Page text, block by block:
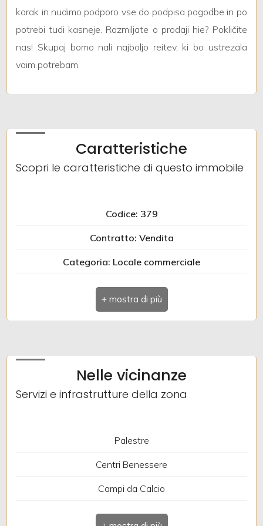
korak in nudimo podporo vse do podpisa pogodbe in po
potrebi tudi kasneje. Razmiljate o prodaji hie? Pokličite
nas! Skupaj bomo nali najboljo reitev, ki bo ustrezala
vaim potrebam.
Caratteristiche
Scopri le caratteristiche di questo immobile
Codice: 379
Contratto: Vendita
Categoria: Locale commerciale
Indirizzo: VIA CRISPI
Comune: Gorizia
Riscaldamento: Autonomo
Nelle vicinanze
Servizi e infrastrutture della zona
Palestre
Centri Benessere
Campi da Calcio
Complessi Sportivi
Giardino
Posto auto/Box
Arredato